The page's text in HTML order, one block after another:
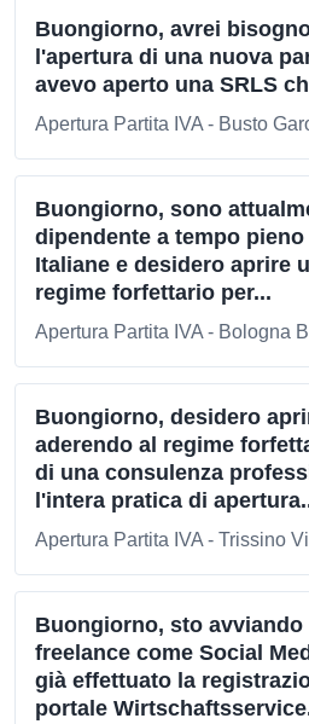
Buongiorno, avrei
l'apertura di una nuova
avevo aperto una SRLS
Apertura Partita IVA - Busto
Buongiorno, sono
dipendente a tempo
Italiane e desidero aprire
regime forfettario per...
Apertura Partita IVA - Bologna
Buongiorno, desidero
aderendo al regime
di una consulenza
l'intera pratica di
Apertura Partita IVA - Trissino
Buongiorno, sto
freelance come Social
già effettuato la
portale